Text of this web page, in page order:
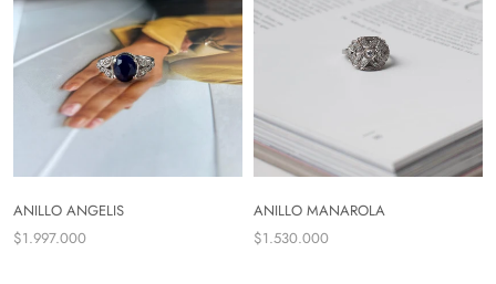
ANILLO ANGELIS
$1.997.000
ANILLO MANAROLA
$1.530.000